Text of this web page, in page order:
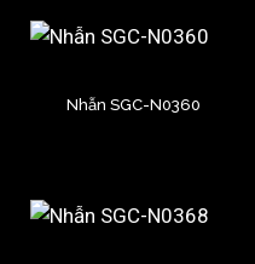
Nhẫn SGC-N0360